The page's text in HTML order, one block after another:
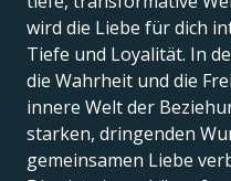
wird die Liebe für dich
Tiefe und Loyalität. In
die Wahrheit und die
innere Welt der
starken, dringenden
gemeinsamen Liebe